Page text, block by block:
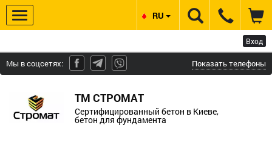
Вход
Мы в соцсетях: Показать телефоны
ТМ СТРОМАТ
Сертифицированный бетон в Киеве,
бетон для фундамента
RU